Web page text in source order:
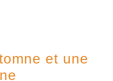
et une